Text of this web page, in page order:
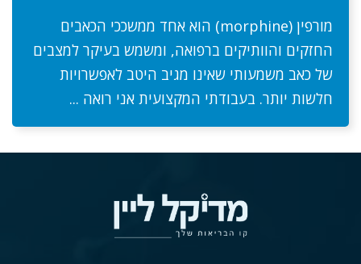
מורפין (morphine) הוא אחד ממשככי הכאבים
החזקים והוותיקים ברפואה, ומשמש בעיקר למצבים
של כאב משמעותי שאינו מגיב היטב לאפשרויות
חלשות יותר. בעבודתי המקצועית אני רואה ...